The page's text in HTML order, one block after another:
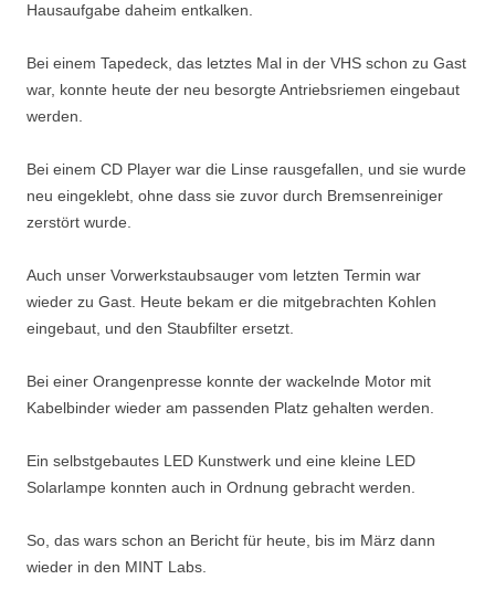
Hausaufgabe daheim entkalken.
Bei einem Tapedeck, das letztes Mal in der VHS schon zu Gast
war, konnte heute der neu besorgte Antriebsriemen eingebaut
werden.
Bei einem CD Player war die Linse rausgefallen, und sie wurde
neu eingeklebt, ohne dass sie zuvor durch Bremsenreiniger
zerstört wurde.
Auch unser Vorwerkstaubsauger vom letzten Termin war
wieder zu Gast. Heute bekam er die mitgebrachten Kohlen
eingebaut, und den Staubfilter ersetzt.
Bei einer Orangenpresse konnte der wackelnde Motor mit
Kabelbinder wieder am passenden Platz gehalten werden.
Ein selbstgebautes LED Kunstwerk und eine kleine LED
Solarlampe konnten auch in Ordnung gebracht werden.
So, das wars schon an Bericht für heute, bis im März dann
wieder in den MINT Labs.